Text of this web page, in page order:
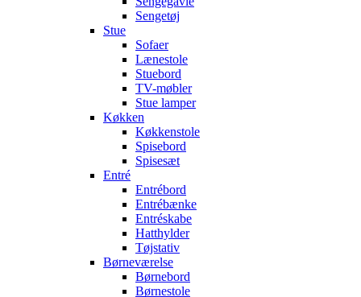
Sengetøj
Stue
Sofaer
Lænestole
Stuebord
TV-møbler
Stue lamper
Køkken
Køkkenstole
Spisebord
Spisesæt
Entré
Entrébord
Entrébænke
Entréskabe
Hatthylder
Tøjstativ
Børneværelse
Børnebord
Børnestole